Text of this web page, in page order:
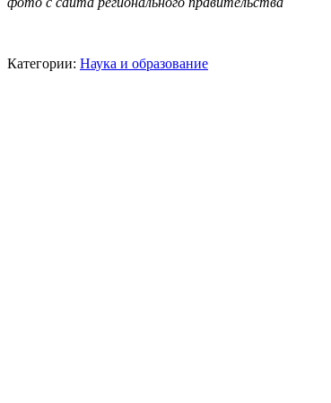
Категории: Наука и образование